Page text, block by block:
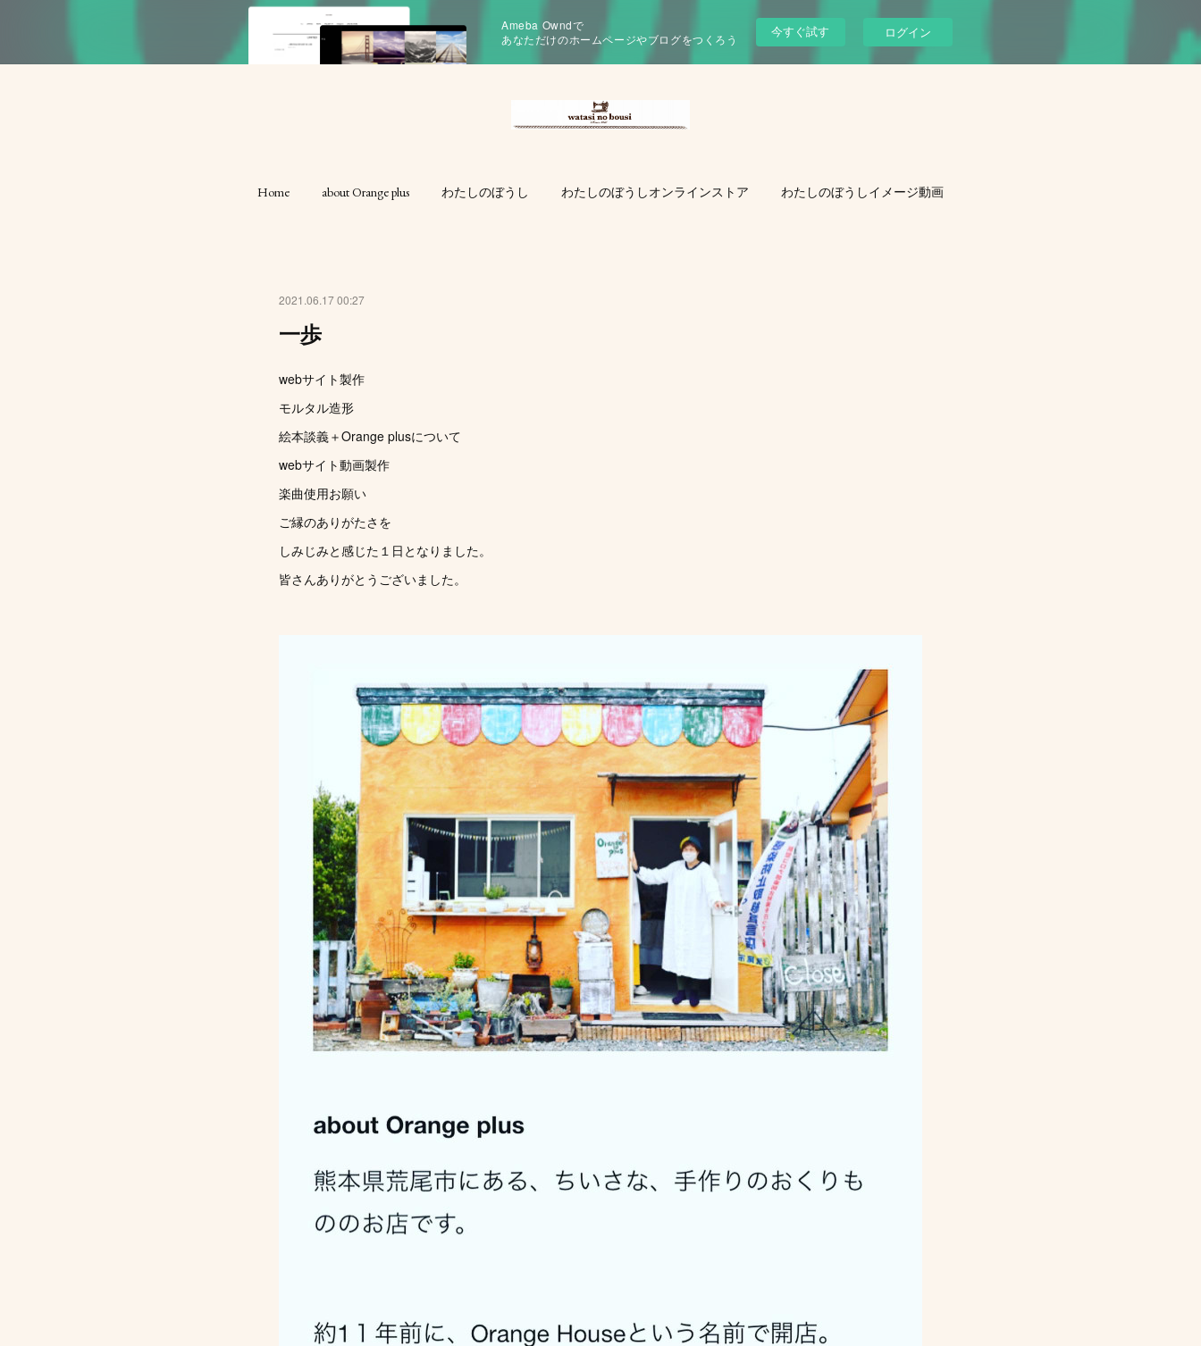
Ameba Owndで
あなただけのホームページやブログをつくろう
今すぐ試す ログイン
Home about Orange plus わたしのぼうし わたしのぼうしオンラインストア わたしのぼうしイメージ動画
2021.06.17 00:27
一歩
webサイト製作
モルタル造形
絵本談義＋Orange plusについて
webサイト動画製作
楽曲使用お願い
ご縁のありがたさを
しみじみと感じた１日となりました。
皆さんありがとうございました。